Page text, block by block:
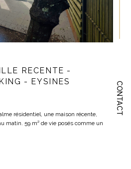
CONTACT
RECENTE -
- EYSINES
résidentiel, une maison récente,
matin. 59 m² de vie posés comme un